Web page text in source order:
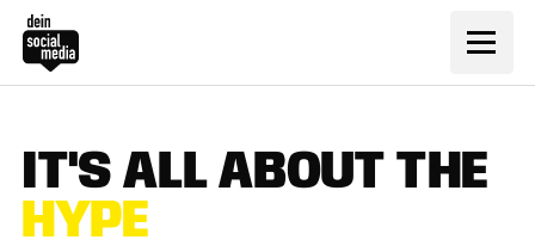
IT'S ALL ABOUT THE
HYPE